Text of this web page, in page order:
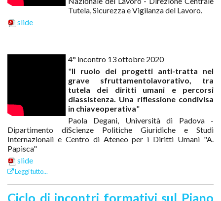
Tutela, Sicurezza e Vigilanza del Lavoro.
slide
4° incontro 13 ottobre 2020
"Il ruolo dei progetti anti-tratta nel
grave sfruttamentolavorativo, tra
tutela dei diritti umani e percorsi
diassistenza. Una riflessione condivisa
in chiaveoperativa"
Paola Degani, Università di Padova -
Dipartimento diScienze Politiche Giuridiche e Studi
Internazionali e Centro di Ateneo per i Diritti Umani "A.
Papisca"
slide
Leggi tutto...
Ciclo di incontri formativi sul Piano